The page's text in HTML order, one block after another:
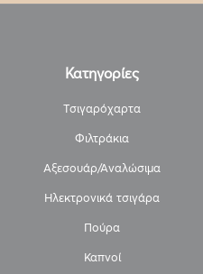
Κατηγορίες
Τσιγαρόχαρτα
Φιλτράκια
Αξεσουάρ/Αναλώσιμα
Ηλεκτρονικά τσιγάρα
Πούρα
Καπνοί